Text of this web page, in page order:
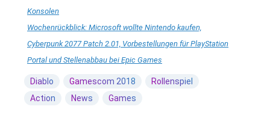
Konsolen
Wochenrückblick: Microsoft wollte Nintendo kaufen,
Cyberpunk 2077 Patch 2.01, Vorbestellungen für PlayStation
Portal und Stellenabbau bei Epic Games
Diablo Gamescom 2018
Rollenspiel
Action
News Games